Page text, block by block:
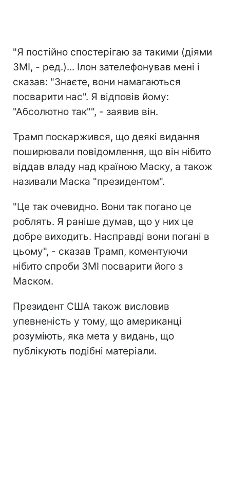
"Я постійно спостерігаю за такими (діями
ЗМІ, - ред.)... Ілон зателефонував мені і
сказав: "Знаєте, вони намагаються
посварити нас". Я відповів йому:
"Абсолютно так"", - заявив він.
Трамп поскаржився, що деякі видання
поширювали повідомлення, що він нібито
віддав владу над країною Маску, а також
називали Маска "президентом".
"Це так очевидно. Вони так погано це
роблять. Я раніше думав, що у них це
добре виходить. Насправді вони погані в
цьому", - сказав Трамп, коментуючи
нібито спроби ЗМІ посварити його з
Маском.
Президент США також висловив
упевненість у тому, що американці
розуміють, яка мета у видань, що
публікують подібні матеріали.